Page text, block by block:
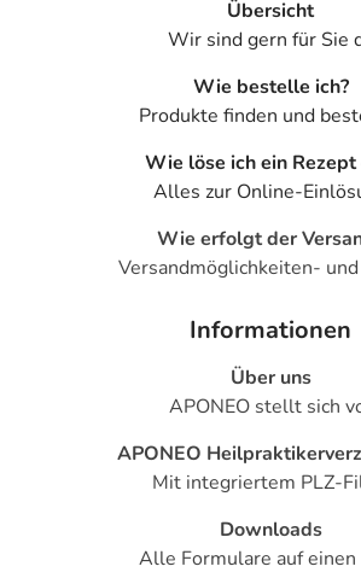
- Entweichen von Darmgasen
- Schmerzen im Oberbauch
- Juckreiz (Pruritus)
Bemerken Sie eine
Veränderung während der
Für die Information an dieser Stelle
Nebenwirkungen berücksichtigt, die
Einzeldosis
Übersicht
Wir sind gern für Sie
Wie bestelle ich?
Produkte finden und
Wie löse ich ein Rezept
Alles zur Online-
Wie erfolgt der
Versandmöglichkeiten-
Informationen
Über uns
APONEO stellt sich
APONEO
Mit integriertem PLZ-
Downloads
Alle Formulare auf einen